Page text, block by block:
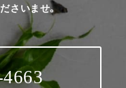
さいませ。